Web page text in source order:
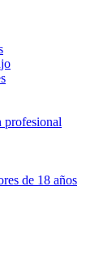
profesional
de 18 años